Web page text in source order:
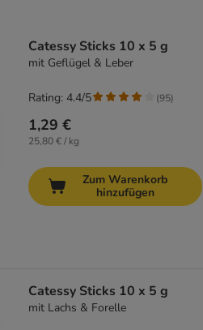
Catessy Sticks 10 x 5 g
mit Geflügel & Leber
1,29 €
25,80 € / kg
Rating: 4.4/5 (95)
Zum Warenkorb
hinzufügen
Catessy Sticks 10 x 5 g
mit Lachs & Forelle